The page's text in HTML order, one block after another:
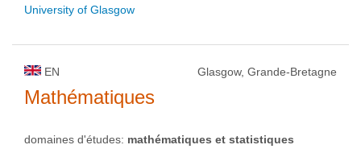
University of Glasgow
EN Glasgow, Grande-Bretagne
Mathématiques
domaines d'études: mathématiques et statistiques